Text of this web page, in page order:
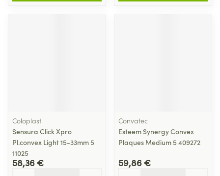
Coloplast
Sensura Click Xpro
Pl.convex Light 15-33mm 5
11025
58,36 €
Convatec
Esteem Synergy Convex
Plaques Medium 5 409272
59,86 €